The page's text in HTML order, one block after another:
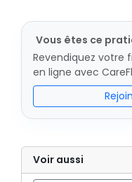
Vous êtes ce
Revendiquez votre
en ligne avec
Voir aussi